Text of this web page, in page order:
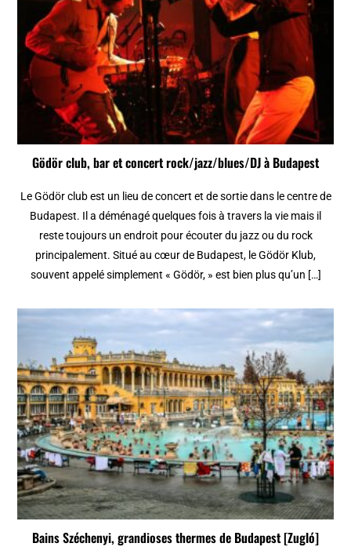
Gödör club, bar et concert rock/jazz/blues/DJ à Budapest
Le Gödör club est un lieu de concert et de sortie dans le centre de
Budapest. Il a déménagé quelques fois à travers la vie mais il
reste toujours un endroit pour écouter du jazz ou du rock
principalement. Situé au cœur de Budapest, le Gödör Klub,
souvent appelé simplement « Gödör, » est bien plus qu’un […]
Bains Széchenyi, grandioses thermes de Budapest [Zugló]